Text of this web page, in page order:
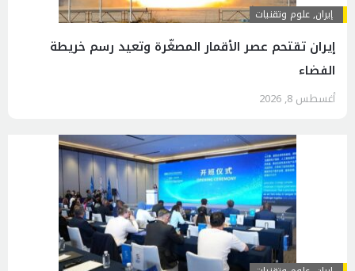
إيران,علوم وتقنيات
إيران تقتحم عصر الأقمار المصغّرة وتعيد رسم خريطة
الفضاء
أغسطس 8, 2026